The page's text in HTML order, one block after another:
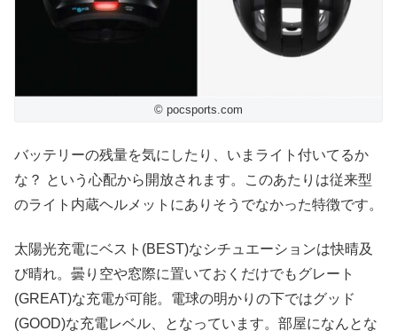
© pocsports.com
バッテリーの残量を気にしたり、いまライト付いてるか
な？ という心配から開放されます。このあたりは従来型
のライト内蔵ヘルメットにありそうでなかった特徴です。
太陽光充電にベスト(BEST)なシチュエーションは快晴及
び晴れ。曇り空や窓際に置いておくだけでもグレート
(GREAT)な充電が可能。電球の明かりの下ではグッド
(GOOD)な充電レベル、となっています。部屋になんとな